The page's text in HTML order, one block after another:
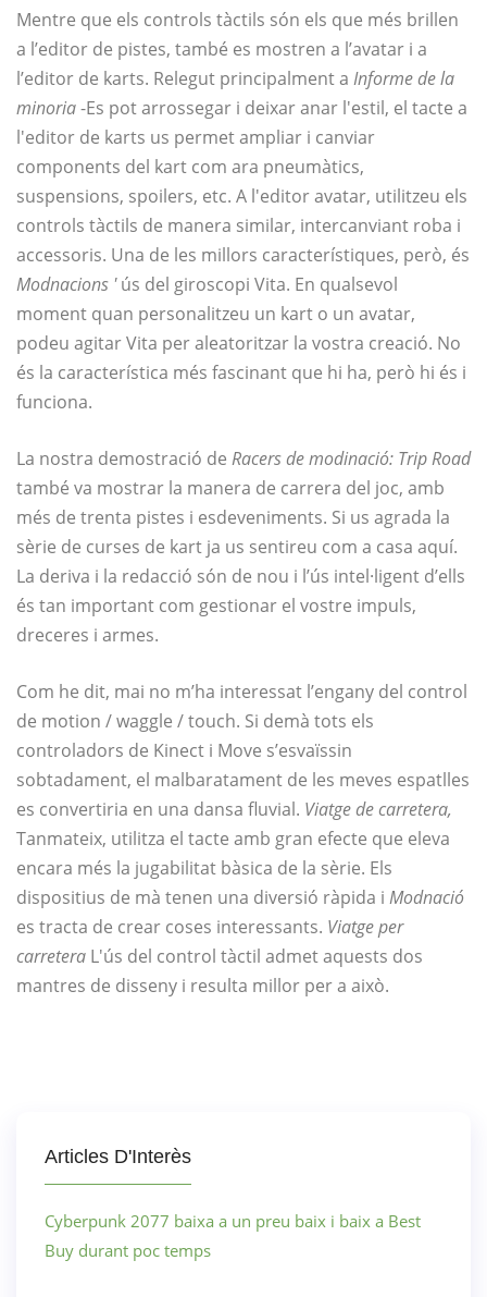
Mentre que els controls tàctils són els que més brillen
a l’editor de pistes, també es mostren a l’avatar i a
l’editor de karts. Relegut principalment a Informe de la
minoria-Es pot arrossegar i deixar anar l'estil, el tacte a
l'editor de karts us permet ampliar i canviar
components del kart com ara pneumàtics,
suspensions, spoilers, etc. A l'editor avatar, utilitzeu els
controls tàctils de manera similar, intercanviant roba i
accessoris. Una de les millors característiques, però, és
Modnacions 'ús del giroscopi Vita. En qualsevol
moment quan personalitzeu un kart o un avatar,
podeu agitar Vita per aleatoritzar la vostra creació. No
és la característica més fascinant que hi ha, però hi és i
funciona.
La nostra demostració de Racers de modinació: Trip Road
també va mostrar la manera de carrera del joc, amb
més de trenta pistes i esdeveniments. Si us agrada la
sèrie de curses de kart ja us sentireu com a casa aquí.
La deriva i la redacció són de nou i l’ús intel·ligent d’ells
és tan important com gestionar el vostre impuls,
dreceres i armes.
Com he dit, mai no m’ha interessat l’engany del control
de motion / waggle / touch. Si demà tots els
controladors de Kinect i Move s’esvaïssin
sobtadament, el malbaratament de les meves espatlles
es convertiria en una dansa fluvial. Viatge de carretera,
Tanmateix, utilitza el tacte amb gran efecte que eleva
encara més la jugabilitat bàsica de la sèrie. Els
dispositius de mà tenen una diversió ràpida i Modnació
es tracta de crear coses interessants. Viatge per
carretera L'ús del control tàctil admet aquests dos
mantres de disseny i resulta millor per a això.
Articles D'Interès
Cyberpunk 2077 baixa a un preu baix i baix a Best
Buy durant poc temps